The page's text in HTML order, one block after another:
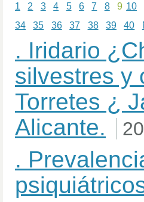
1 2 3 4 5 6 7 8 9 10
34
35 36 37 38 39 40
. Iridario
silvestres y
Torretes ¿
Alicante.
.